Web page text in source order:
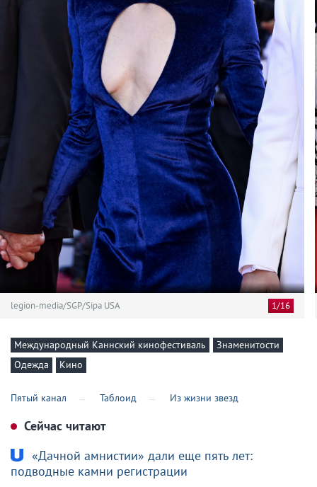
1/16
legion-media/SGP/Sipa USA
Международный Каннский кинофестиваль
Знаменитости
Одежда
Кино
Пятый канал Таблоид Из жизни звезд
Сейчас читают
«Дачной амнистии» дали еще пять лет:
подводные камни регистрации